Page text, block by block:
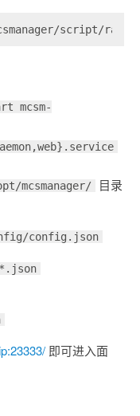
script/raw/
mcsm-
mcsmanager/
目录
config.json
即可进入面